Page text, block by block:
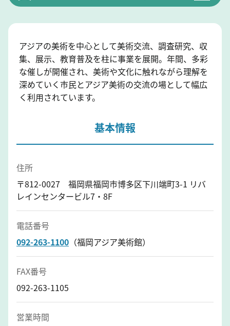
アジアの美術を中心として美術交流、調査研究、収
集、展示、教育普及を柱に事業を展開。年間、多彩
な催しが開催され、美術や文化に触れながら理解を
深めていく市民とアジア美術の交流の場として幅広
く利用されています。
基本情報
住所
〒812-0027 福岡県福岡市博多区下川端町3-1 リバ
レインセンタービル7・8F
電話番号
092-263-1100 （福岡アジア美術館）
FAX番号
092-263-1105
営業時間